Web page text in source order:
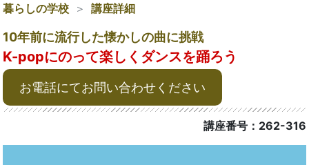
暮らしの学校 講座詳細
10年前に流行した懐かしの曲に挑戦
K-popにのって楽しくダンスを踊ろう
お電話にてお問い合わせください
講座番号：262-316